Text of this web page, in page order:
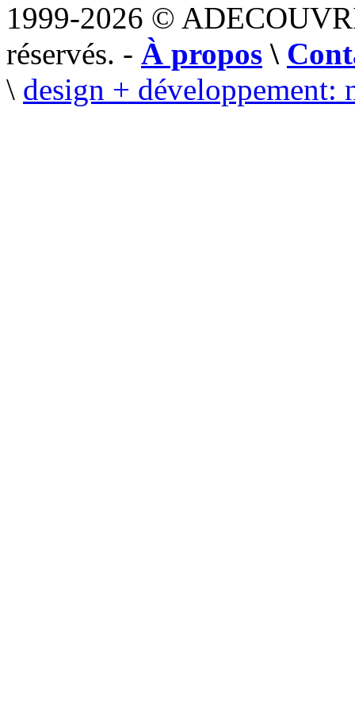
1999-2026 ©
réservés. - À propos \
\ design + développement: